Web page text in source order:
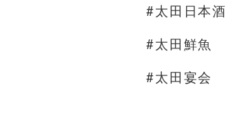
#太田日本酒
#太田鮮魚
#太田宴会